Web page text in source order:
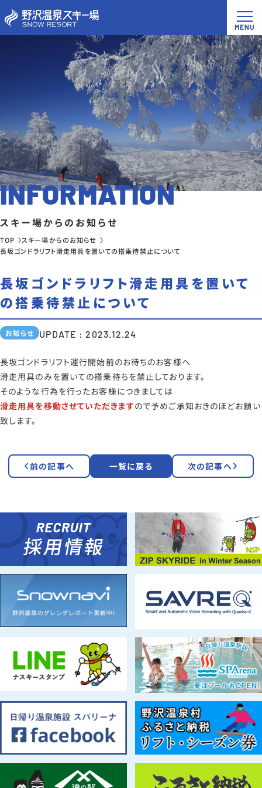
INFORMATION
スキー場からのお知らせ
TOP
スキー場からのお知らせ
長坂ゴンドラリフト滑走用具を置いての搭乗待禁止について
長坂ゴンドラリフト滑走用具を置いて
の搭乗待禁止について
お知らせ UPDATE : 2023.12.24
長坂ゴンドラリフト運行開始前のお待ちのお客様へ
滑走用具のみを置いての搭乗待ちを禁止しております。
そのような行為を行ったお客様につきましては
滑走用具を移動させていただきますので予めご承知おきのほどお願い
致します。
前の記事へ 一覧に戻る 次の記事へ